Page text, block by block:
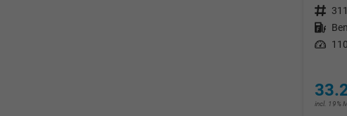
Fahrzeugnr.
Kraftstoff
Leistung
incl. 19%